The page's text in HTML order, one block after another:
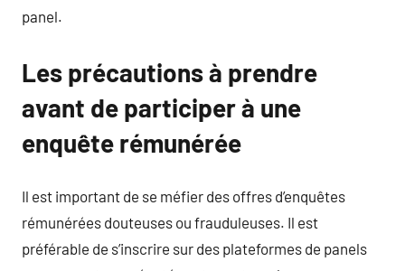
panel.
Les précautions à prendre
avant de participer à une
enquête rémunérée
Il est important de se méfier des offres d’enquêtes
rémunérées douteuses ou frauduleuses. Il est
préférable de s’inscrire sur des plateformes de panels